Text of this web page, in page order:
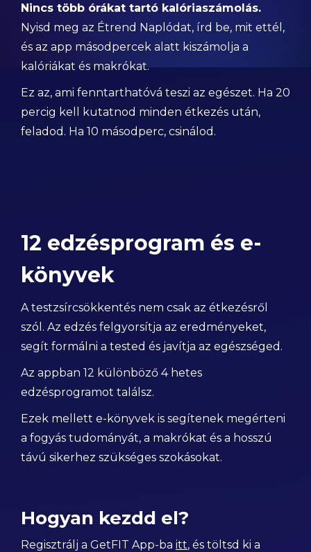
Nincs több órákat tartó kalóriaszámolás.
Nyisd meg az Étrend Naplódat, írd be, mit ettél,
és az app másodpercek alatt kiszámolja a
kalóriákat és makrókat.
Ez az, ami fenntarthatóvá teszi az egészet. Ha 20
percig kell kutatnod minden étkezés után,
feladod. Ha 10 másodperc, csinálod.
12 edzésprogram és e-
könyvek
A testzsírcsökkentés nem csak az étkezésről
szól. Az edzés felgyorsítja az eredményeket,
segít formálni a tested és javítja az egészséged.
Az appban 12 különböző 4 hetes
edzésprogramot találsz.
Ezek mellett e-könyvek is segítenek megérteni
a fogyás tudományát, a makrókat és a hosszú
távú sikerhez szükséges szokásokat.
Hogyan kezdd el?
Regisztrálj a GetFIT App-ba itt, és töltsd ki a